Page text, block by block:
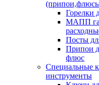
Горелки
МАПП
Посты
Припои
флюс
Специальные
инструменты